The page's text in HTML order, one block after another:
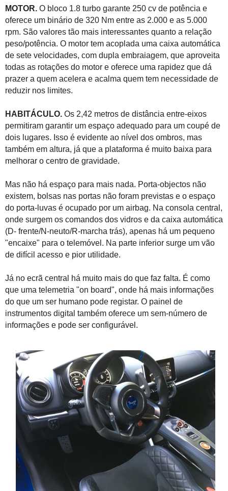
MOTOR. O bloco 1.8 turbo garante 250 cv de potência e
oferece um binário de 320 Nm entre as 2.000 e as 5.000
rpm. São valores tão mais interessantes quanto a relação
peso/potência. O motor tem acoplada uma caixa automática
de sete velocidades, com dupla embraiagem, que aproveita
todas as rotações do motor e oferece uma rapidez que dá
prazer a quem acelera e acalma quem tem necessidade de
reduzir nos limites.
HABITÁCULO. Os 2,42 metros de distância entre-eixos
permitiram garantir um espaço adequado para um coupé de
dois lugares. Isso é evidente ao nível dos ombros, mas
também em altura, já que a plataforma é muito baixa para
melhorar o centro de gravidade.
Mas não há espaço para mais nada. Porta-objectos não
existem, bolsas nas portas não foram previstas e o espaço
do porta-luvas é ocupado por um airbag. Na consola central,
onde surgem os comandos dos vidros e da caixa automática
(D- frente/N-neuto/R-marcha trás), apenas há um pequeno
"encaixe" para o telemóvel. Na parte inferior surge um vão
de difícil acesso e pior utilidade.
Já no ecrã central há muito mais do que faz falta. É como
que uma telemetria "on board", onde há mais informações
do que um ser humano pode registar. O painel de
instrumentos digital também oferece um sem-número de
informações e pode ser configurável.